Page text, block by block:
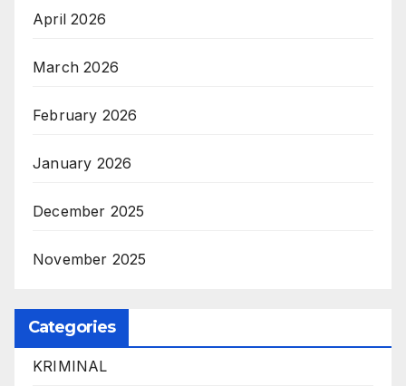
April 2026
March 2026
February 2026
January 2026
December 2025
November 2025
Categories
KRIMINAL